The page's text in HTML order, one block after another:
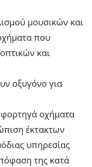
μουσικών και
που
και
οξυγόνο για
οχήματα
έκτακτων
υπηρεσίας
της κατά